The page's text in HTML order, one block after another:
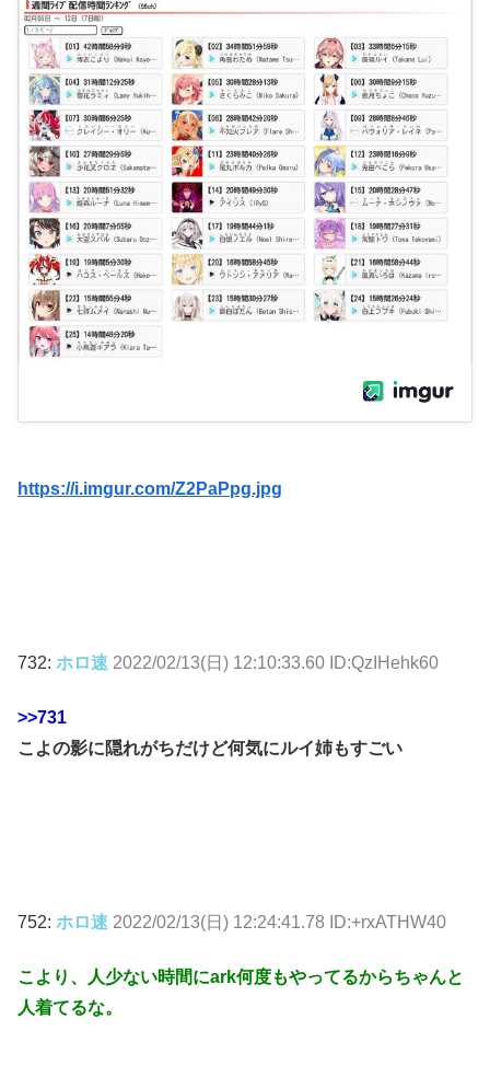
https://i.imgur.com/Z2PaPpg.jpg
732: ホロ速 2022/02/13(日) 12:10:33.60 ID:QzIHehk60
>>731
こよの影に隠れがちだけど何気にルイ姉もすごい
752: ホロ速 2022/02/13(日) 12:24:41.78 ID:+rxATHW40
こより、人少ない時間にark何度もやってるからちゃんと
人着てるな。